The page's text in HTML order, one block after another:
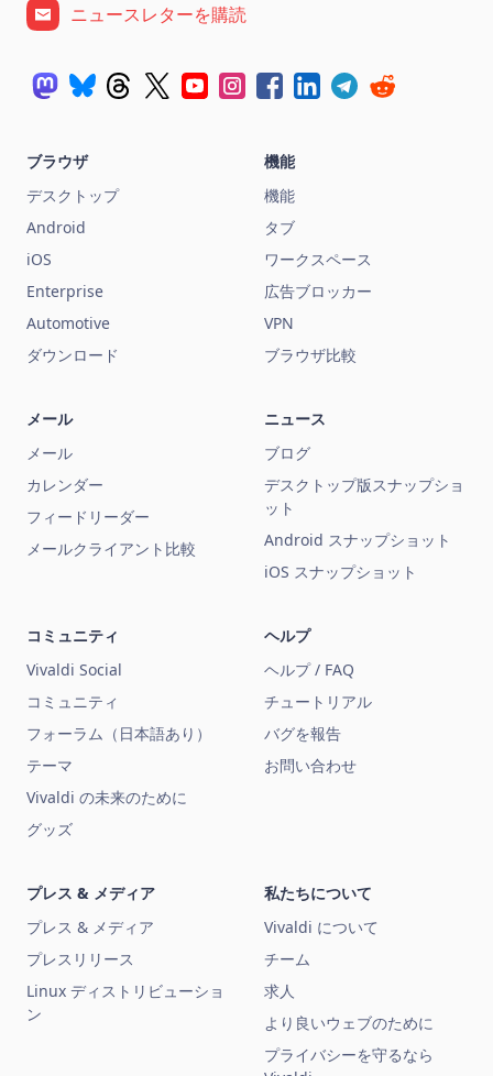
ニュースレターを購読
ブラウザ
デスクトップ
Android
iOS
Enterprise
Automotive
ダウンロード
機能
機能
タブ
ワークスペース
広告ブロッカー
VPN
ブラウザ比較
メール
メール
カレンダー
フィードリーダー
メールクライアント比較
ニュース
ブログ
デスクトップ版スナップショ
ット
Android スナップショット
iOS スナップショット
コミュニティ
Vivaldi Social
コミュニティ
フォーラム（日本語あり）
テーマ
Vivaldi の未来のために
グッズ
ヘルプ
ヘルプ / FAQ
チュートリアル
バグを報告
お問い合わせ
プレス & メディア
プレス & メディア
プレスリリース
Linux ディストリビューショ
ン
私たちについて
Vivaldi について
チーム
求人
より良いウェブのために
プライバシーを守るなら